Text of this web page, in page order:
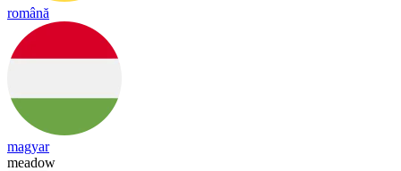
română
magyar
meadow